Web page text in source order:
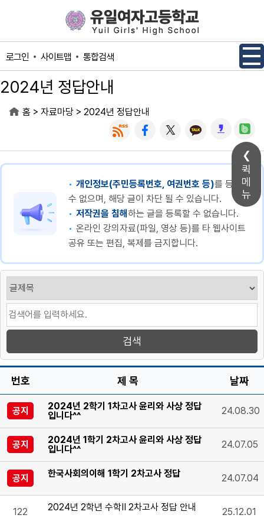
퀵
메
뉴
로그인 사이트맵 통합검색
2024년 정답안내
홈 > 자료마당 > 2024년 정답안내
개인정보(주민등록번호, 여권번호 등)를 등록할
수 없으며, 해당 글이 차단 될 수 있습니다.
저작권을 침해하는 글을 등록할 수 없습니다.
온라인 강의자료(파일, 영상 등)를 타 웹사이트
공유 또는 편집, 복제를 금지합니다.
번호 제 목 날짜
공지
2024년 2학기 1차고사 윤리와 사상 정답
입니다^^
24.08.30
공지
2024년 1학기 2차고사 윤리와 사상 정답
입니다^^
24.07.05
공지 한국사회의이해 1학기 2차고사 정답 24.07.04
122 2024년 2학년 수학II 2차고사 정답 안내 25.12.01